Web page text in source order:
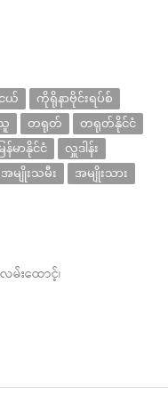
ယ်
ကိုရိုနာဗိုင်းရပ်စ်
တရုတ်
တရုတ်နိုင်ငံ
ြန်မာနိုင်ငံ
လှူဒါန်း
အမျိုးသမီး အမျိုးသား
းထောင့်၊